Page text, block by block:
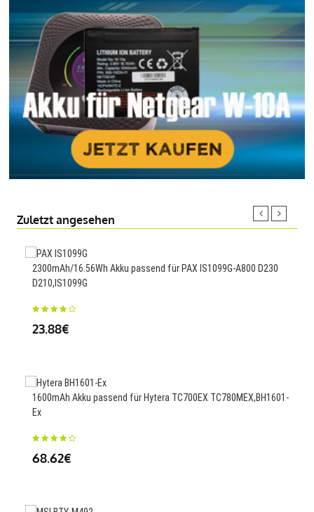
Zuletzt angesehen
2300mAh/16.56Wh Akku passend für PAX IS1099G-A800 D230
D210,IS1099G
23.88€
1600mAh Akku passend für Hytera TC700EX TC780MEX,BH1601-
Ex
68.62€